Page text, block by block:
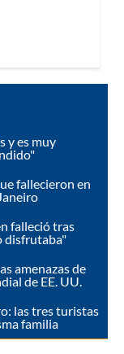
y es muy
fallecieron en
falleció tras
disfrutaba"
amenazas de
de EE. UU.
las tres turistas
familia